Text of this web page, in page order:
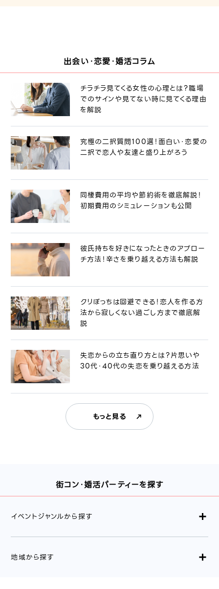
出会い・恋愛・婚活コラム
チラチラ見てくる女性の心理とは？職場
でのサインや見てない時に見てくる理由
を解説
究極の二択質問100選！面白い・恋愛の
二択で恋人や友達と盛り上がろう
同棲費用の平均や節約術を徹底解説！
初期費用のシミュレーションも公開
彼氏持ちを好きになったときのアプロー
チ方法！辛さを乗り越える方法も解説
クリぼっちは回避できる！恋人を作る方
法から寂しくない過ごし方まで徹底解
説
失恋からの立ち直り方とは？片思いや
30代・40代の失恋を乗り越える方法
もっと見る
街コン・婚活パーティーを探す
イベントジャンルから探す
地域から探す